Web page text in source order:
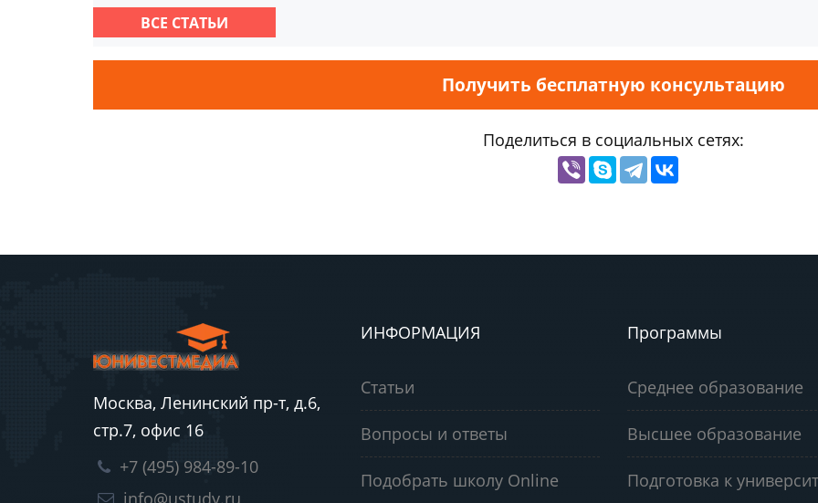
ВСЕ СТАТЬИ
Получить бесплатную консультацию
Поделиться в социальных сетях:
Москва, Ленинский пр-т, д.6,
стр.7, офис 16
+7 (495) 984-89-10
ИНФОРМАЦИЯ
Статьи
Вопросы и ответы
Подобрать школу Online
Программы
Среднее образование
Высшее образование
Подготовка к